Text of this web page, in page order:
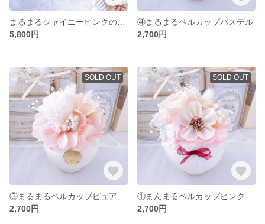
5,800円
④まるまるベルカップパステル
2,700円
SOLD OUT
2,700円
SOLD OUT
①まんまるベルカップピンク
2,700円